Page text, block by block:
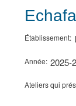
d'Ariane
Établissement
Année 2025-
Ateliers qui